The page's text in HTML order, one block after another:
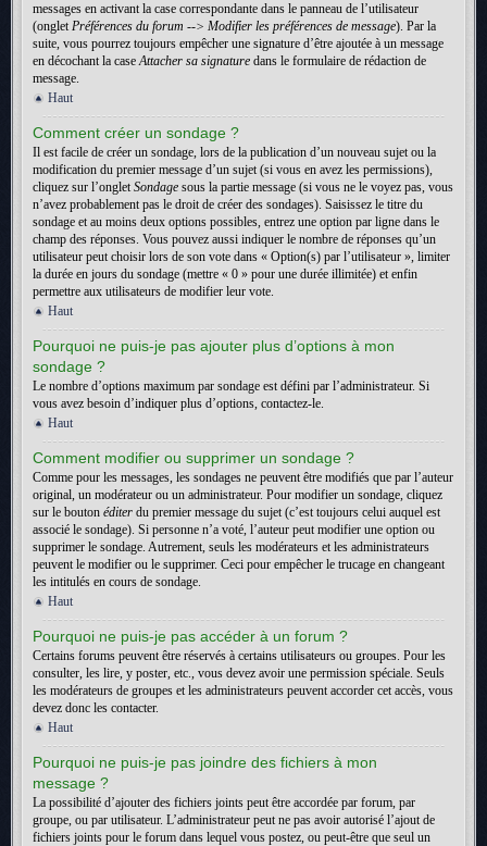
messages en activant la case correspondante dans le panneau de l’utilisateur
(ongletPréférences du forum --> Modifier les préférences de message). Par la
suite, vous pourrez toujours empêcher une signature d’être ajoutée à un message
en décochant la caseAttacher sa signature dans le formulaire de rédaction de
message.
Haut
Comment créer un sondage ?
Il est facile de créer un sondage, lors de la publication d’un nouveau sujet ou la
modification du premier message d’un sujet (si vous en avez les permissions),
cliquez sur l’ongletSondage sous la partie message (si vous ne le voyez pas, vous
n’avez probablement pas le droit de créer des sondages). Saisissez le titre du
sondage et au moins deux options possibles, entrez une option par ligne dans le
champ des réponses. Vous pouvez aussi indiquer le nombre de réponses qu’un
utilisateur peut choisir lors de son vote dans « Option(s) par l’utilisateur », limiter
la durée en jours du sondage (mettre « 0 » pour une durée illimitée) et enfin
permettre aux utilisateurs de modifier leur vote.
Haut
Pourquoi ne puis-je pas ajouter plus d’options à mon
sondage ?
Le nombre d’options maximum par sondage est défini par l’administrateur. Si
vous avez besoin d’indiquer plus d’options, contactez-le.
Haut
Comment modifier ou supprimer un sondage ?
Comme pour les messages, les sondages ne peuvent être modifiés que par l’auteur
original, un modérateur ou un administrateur. Pour modifier un sondage, cliquez
sur le bouton éditer du premier message du sujet (c’est toujours celui auquel est
associé le sondage). Si personne n’a voté, l’auteur peut modifier une option ou
supprimer le sondage. Autrement, seuls les modérateurs et les administrateurs
peuvent le modifier ou le supprimer. Ceci pour empêcher le trucage en changeant
les intitulés en cours de sondage.
Haut
Pourquoi ne puis-je pas accéder à un forum ?
Certains forums peuvent être réservés à certains utilisateurs ou groupes. Pour les
consulter, les lire, y poster, etc., vous devez avoir une permission spéciale. Seuls
les modérateurs de groupes et les administrateurs peuvent accorder cet accès, vous
devez donc les contacter.
Haut
Pourquoi ne puis-je pas joindre des fichiers à mon
message ?
La possibilité d’ajouter des fichiers joints peut être accordée par forum, par
groupe, ou par utilisateur. L’administrateur peut ne pas avoir autorisé l’ajout de
fichiers joints pour le forum dans lequel vous postez, ou peut-être que seul un